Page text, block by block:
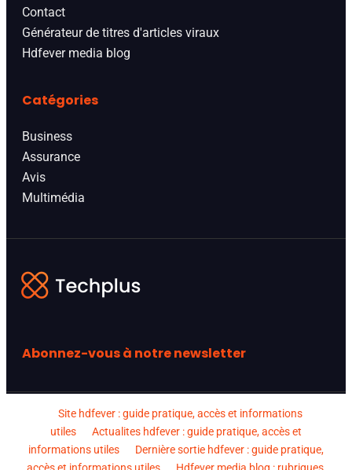
Contact
Générateur de titres d'articles viraux
Hdfever media blog
Catégories
Business
Assurance
Avis
Multimédia
Abonnez-vous à notre newsletter
Site hdfever : guide pratique, accès et informations
utiles
Actualites hdfever : guide pratique, accès et
informations utiles
Dernière sortie hdfever : guide pratique,
accès et informations utiles
Hdfever media blog : rubriques,